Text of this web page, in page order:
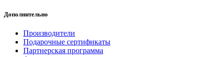
Дополнительно
Производители
Подарочные сертификаты
Партнерская программа